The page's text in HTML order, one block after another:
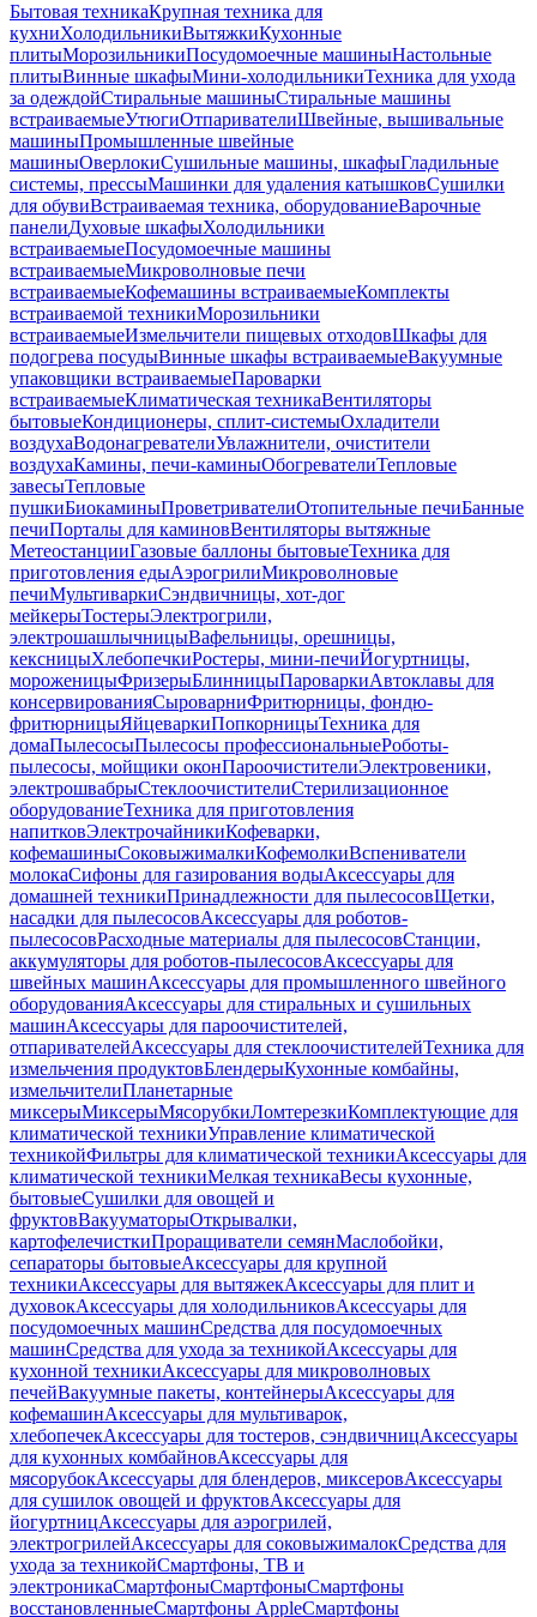
Бытовая техникаКрупная техника для
кухниХолодильникиВытяжкиКухонные
плитыМорозильникиПосудомоечные машиныНастольные
плитыВинные шкафыМини-холодильникиТехника для ухода
за одеждойСтиральные машиныСтиральные машины
встраиваемыеУтюгиОтпаривателиШвейные, вышивальные
машиныПромышленные швейные
машиныОверлокиСушильные машины, шкафыГладильные
системы, прессыМашинки для удаления катышковСушилки
для обувиВстраиваемая техника, оборудованиеВарочные
панелиДуховые шкафыХолодильники
встраиваемыеПосудомоечные машины
встраиваемыеМикроволновые печи
встраиваемыеКофемашины встраиваемыеКомплекты
встраиваемой техникиМорозильники
встраиваемыеИзмельчители пищевых отходовШкафы для
подогрева посудыВинные шкафы встраиваемыеВакуумные
упаковщики встраиваемыеПароварки
встраиваемыеКлиматическая техникаВентиляторы
бытовыеКондиционеры, сплит-системыОхладители
воздухаВодонагревателиУвлажнители, очистители
воздухаКамины, печи-каминыОбогревателиТепловые
завесыТепловые
пушкиБиокаминыПроветривателиОтопительные печиБанные
печиПорталы для каминовВентиляторы вытяжные
МетеостанцииГазовые баллоны бытовыеТехника для
приготовления едыАэрогрилиМикроволновые
печиМультиваркиСэндвичницы, хот-дог
мейкерыТостерыЭлектрогрили,
электрошашлычницыВафельницы, орешницы,
кексницыХлебопечкиРостеры, мини-печиЙогуртницы,
мороженицыФризерыБлинницыПароваркиАвтоклавы для
консервированияСыроварниФритюрницы, фондю-
фритюрницыЯйцеваркиПопкорницыТехника для
домаПылесосыПылесосы профессиональныеРоботы-
пылесосы, мойщики оконПароочистителиЭлектровеники,
электрошвабрыСтеклоочистителиСтерилизационное
оборудованиеТехника для приготовления
напитковЭлектрочайникиКофеварки,
кофемашиныСоковыжималкиКофемолкиВспениватели
молокаСифоны для газирования водыАксессуары для
домашней техникиПринадлежности для пылесосовЩетки,
насадки для пылесосовАксессуары для роботов-
пылесосовРасходные материалы для пылесосовСтанции,
аккумуляторы для роботов-пылесосовАксессуары для
швейных машинАксессуары для промышленного швейного
оборудованияАксессуары для стиральных и сушильных
машинАксессуары для пароочистителей,
отпаривателейАксессуары для стеклоочистителейТехника для
измельчения продуктовБлендерыКухонные комбайны,
измельчителиПланетарные
миксерыМиксерыМясорубкиЛомтерезкиКомплектующие для
климатической техникиУправление климатической
техникойФильтры для климатической техникиАксессуары для
климатической техникиМелкая техникаВесы кухонные,
бытовыеСушилки для овощей и
фруктовВакууматорыОткрывалки,
картофелечисткиПроращиватели семянМаслобойки,
сепараторы бытовыеАксессуары для крупной
техникиАксессуары для вытяжекАксессуары для плит и
духовокАксессуары для холодильниковАксессуары для
посудомоечных машинСредства для посудомоечных
машинСредства для ухода за техникойАксессуары для
кухонной техникиАксессуары для микроволновых
печейВакуумные пакеты, контейнерыАксессуары для
кофемашинАксессуары для мультиварок,
хлебопечекАксессуары для тостеров, сэндвичницАксессуары
для кухонных комбайновАксессуары для
мясорубокАксессуары для блендеров, миксеровАксессуары
для сушилок овощей и фруктовАксессуары для
йогуртницАксессуары для аэрогрилей,
электрогрилейАксессуары для соковыжималокСредства для
ухода за техникойСмартфоны, ТВ и
электроникаСмартфоныСмартфоныСмартфоны
восстановленныеСмартфоны AppleСмартфоны